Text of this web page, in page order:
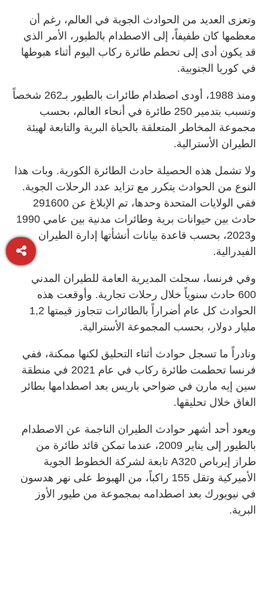
وتعزى العديد من الحوادث الجوية في العالم، رغم أن
معظمها كان طفيفاً، إلى الاصطدام بالطيور، الأمر الذي
قد يكون أدى إلى تحطم طائرة ركاب اليوم أثناء هبوطها
في كوريا الجنوبية.
ومنذ 1988، أودى اصطدام طائرات بالطيور بـ262 شخصاً
وتسبب بتدمير 250 طائرة في أنحاء العالم، بحسب
مجموعة المخاطر المتعلقة بالحياة البرية والتابعة لهيئة
الطيران الأسترالية.
ولا تشمل هذه الحصيلة حادث الطائرة الكورية. وبات هذا
النوع من الحوادث يتكرر مع تزايد عدد الرحلات الجوية.
ففي الولايات المتحدة وحدها، تم الإبلاغ عن 291600
حادث بين حيوانات برية وطائرات مدنية بين عامي 1990
و2023، بحسب قاعدة بيانات أنشأتها إدارة الطيران
الفيدرالية.
وفي فرنسا، سجلت المديرية العامة للطيران المدني
600 حادث سنوياً خلال رحلات تجارية. وأوقعت هذه
الحوادث كل عام أضراراً بالطائرات تتجاوز قيمتها 1,2
مليار دولار، بحسب المجموعة الأسترالية.
ونادراً ما تسجل حوادث أثناء التحليق لكنها ممكنة، ففي
فرنسا تحطمت طائرة ركاب في عام 2021 في منطقة
سين إيه مارن في ضواحي باريس بعد اصطدامها بطائر
الغاق خلال تحليقها.
ويعود أحد أشهر حوادث الطيران الناجمة عن الاصطدام
بالطيور إلى يناير 2009، عندما تمكن قائد طائرة من
طراز إيرباص A320 تابعة لشركة الخطوط الجوية
الأميركية وتقل 155 راكباً، من الهبوط على نهر هدسون
في نيويورك بعد اصطدامه بمجموعة من طيور الأوز
البرية.